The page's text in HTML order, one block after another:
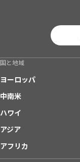
国と地域
ヨーロッパ
中南米
ハワイ
アジア
アフリカ